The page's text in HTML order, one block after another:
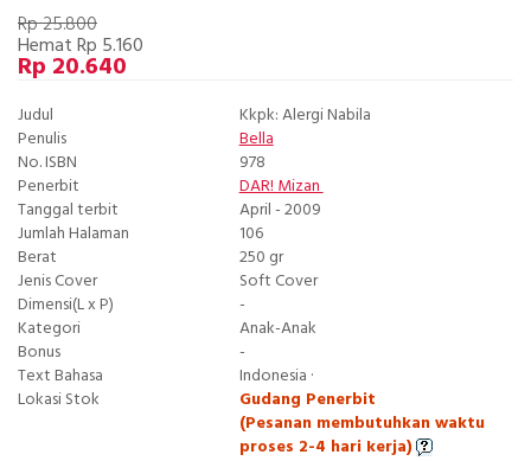
Rp 25.800
Hemat Rp 5.160
Rp 20.640
Judul
Kkpk: Alergi Nabila
Penulis
Bella
No. ISBN
978
Penerbit
DAR! Mizan
Tanggal terbit
April - 2009
Jumlah Halaman
106
Berat
250 gr
Jenis Cover
Soft Cover
Dimensi(L x P)
-
Kategori
Anak-Anak
Bonus
-
Text Bahasa
Indonesia ·
Lokasi Stok
Gudang Penerbit
(Pesanan membutuhkan waktu
proses 2-4 hari kerja)